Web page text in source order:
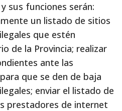
sus funciones serán:
un listado de sitios
que estén
de la Provincia; realizar
ante las
que se den de baja
enviar el listado de
prestadores de internet